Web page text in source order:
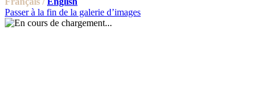
Passer à la fin de la galerie d’images